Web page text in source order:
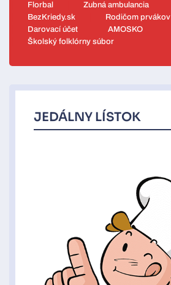
Florbal
Zubná ambulancia
BezKriedy.sk
Rodičom prvákov
Darovací účet
AMOSKO
Školský folklórny súbor
JEDÁLNY LÍSTOK